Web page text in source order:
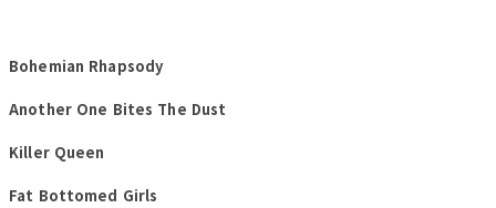
Bohemian Rhapsody
Another One Bites The Dust
Killer Queen
Fat Bottomed Girls